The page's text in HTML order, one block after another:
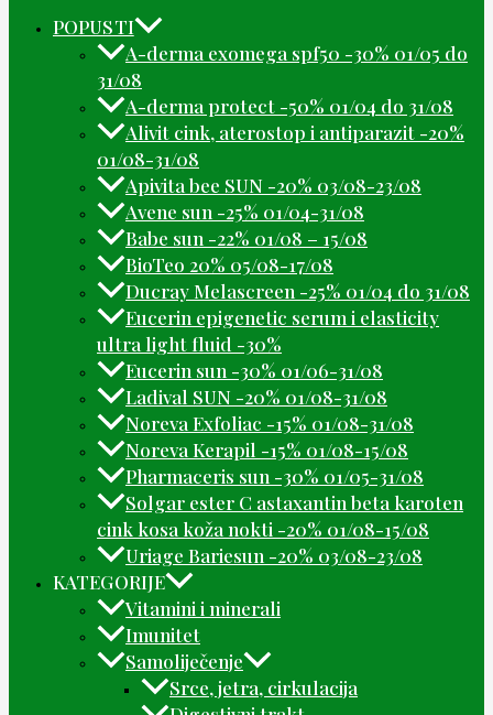
POPUSTI
A-derma exomega spf50 -30% 01/05 do
31/08
A-derma protect -50% 01/04 do 31/08
Alivit cink, aterostop i antiparazit -20%
01/08-31/08
Apivita bee SUN -20% 03/08-23/08
Avene sun -25% 01/04-31/08
Babe sun -22% 01/08 – 15/08
BioTeo 20% 05/08-17/08
Ducray Melascreen -25% 01/04 do 31/08
Eucerin epigenetic serum i elasticity
ultra light fluid -30%
Eucerin sun -30% 01/06-31/08
Ladival SUN -20% 01/08-31/08
Noreva Exfoliac -15% 01/08-31/08
Noreva Kerapil -15% 01/08-15/08
Pharmaceris sun -30% 01/05-31/08
Solgar ester C astaxantin beta karoten
cink kosa koža nokti -20% 01/08-15/08
Uriage Bariesun -20% 03/08-23/08
KATEGORIJE
Vitamini i minerali
Imunitet
Samoliječenje
Srce, jetra, cirkulacija